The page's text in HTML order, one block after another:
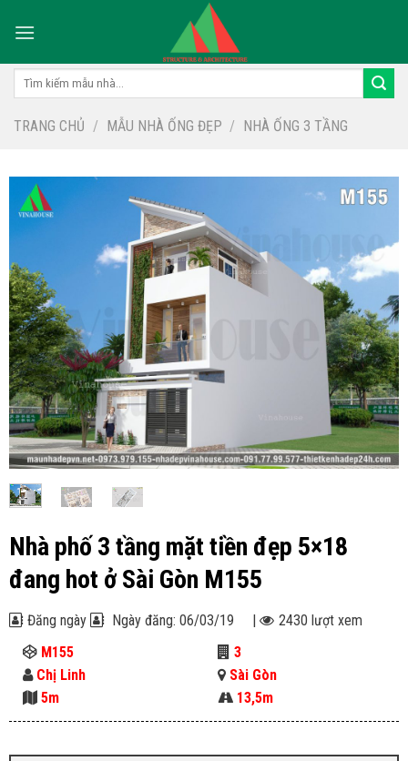
Tìm
TRANG CHỦ / MẪU NHÀ ỐNG ĐẸP / NHÀ ỐNG 3 TẦNG
Nhà phố 3 tầng mặt tiền đẹp 5×18
đang hot ở Sài Gòn M155
Đăng ngày Ngày đăng: 06/03/19 |
2430 lượt xem
M155
3
Chị Linh
Sài Gòn
5m
13,5m